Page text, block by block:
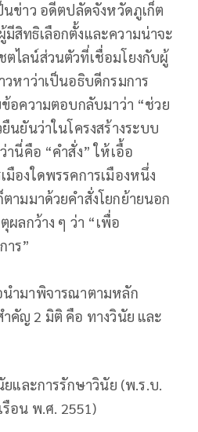
นข่าว อดีตปลัดจังหวัดภูเก็ต
สิทธิเลือกตั้งและความน่าจะ
ไลน์ส่วนตัวที่เชื่อมโยงกับผู้
หาว่าเป็นอธิบดีกรมการ
อความตอบกลับมาว่า “ช่วย
นยันว่าในโครงสร้างระบบ
านี่คือ “คำสั่ง” ให้เอื้อ
องใดพรรคการเมืองหนึ่ง
ามมาด้วยคำสั่งโยกย้ายนอก
ผลกว้าง ๆ ว่า “เพื่อ
าร”
นำมาพิจารณาตามหลัก
คัญ 2 มิติ คือ ทางวินัย และ
และการรักษาวินัย (พ.ร.บ.
อน พ.ศ. 2551)